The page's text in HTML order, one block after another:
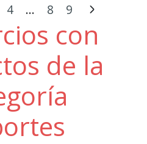
4 ... 8 9
con
de la